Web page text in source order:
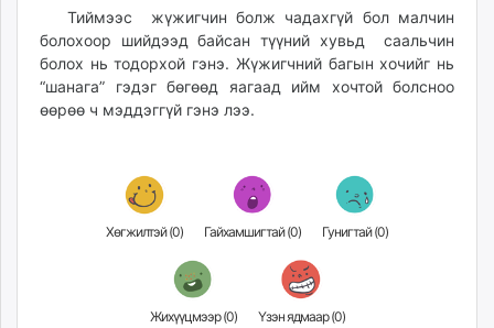
shuud.mn
eagle.mn
ergelt.mn
zarig.mn
Тиймээс жүжигчин болж чадахгүй бол малчин
болохоор шийдээд байсан түүний хувьд саальчин
болох нь тодорхой гэнэ. Жүжигчний багын хочийг нь
“шанага” гэдэг бөгөөд яагаад ийм хочтой болсноо
өөрөө ч мэддэггүй гэнэ лээ.
Хөгжилтэй (0) Гайхамшигтай (0) Гунигтай (0)
Жихүүцмээр (0) Үзэн ядмаар (0)